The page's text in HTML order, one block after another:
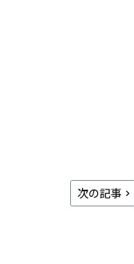
次の記事